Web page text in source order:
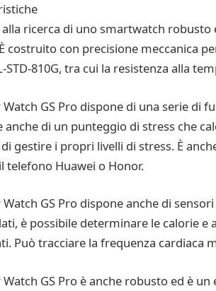
alla ricerca di uno smartwatch
costruito con precisione meccanica
STD-810G, tra cui la resistenza alla
Watch GS Pro dispone di una serie
anche di un punteggio di stress che
gestire i propri livelli di stress. È
telefono Huawei o Honor.
Watch GS Pro dispone anche di
è possibile determinare le calorie
Può tracciare la frequenza
Watch GS Pro è anche robusto ed è